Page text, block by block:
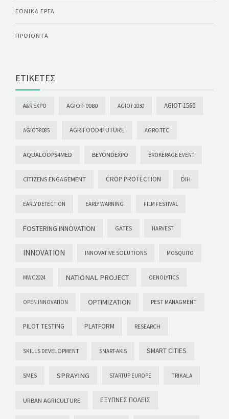
ΕΘΝΙΚΆ ΈΡΓΑ
ΠΡΟΪΌΝΤΑ
ΕΤΙΚΈΤΕΣ
A&R EXPO AGIOT-0080 AGIOT-1030 AGIOT-1560
AGIOT-8085 AGRIFOOD4FUTURE AGRO.TEC
AQUALOOPS4MED BEYONDEXPO BROKERAGE EVENT
CITIZENS ENGAGEMENT CROP PROTECTION DIH
EARLY DETECTION EARLY WARNING FILM FESTIVAL
FOSTERING INNOVATION GATES HARVEST
INNOVATION INNOVATIVE SOLUTIONS MOSQUITO
MWC2024 NATIONAL PROJECT OENOLYTICS
OPEN INNOVATION OPTIMIZATION PEST MANAGMENT
PILOT TESTING PLATFORM RESEARCH
SKILLS DEVELOPMENT SMART-AKIS SMART CITIES
SMES SPRAYING STARTUP EUROPE TRIKALA
URBAN AGRICULTURE ΈΞΥΠΝΕΣ ΠΌΛΕΙΣ